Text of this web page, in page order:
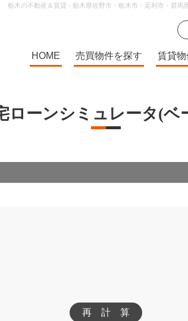
栃木の不動産＆賃貸 - 栃木県佐野市・栃木市・足利市・群
HOME 売買物件を探す 賃貸
ローンシミュレータ(ベ